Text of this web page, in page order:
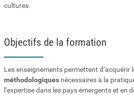
cultures.
Objectifs de la formation
Les enseignements permettent d’acquérir
méthodologiques nécessaires à la
l’expertise dans les pays émergents et en